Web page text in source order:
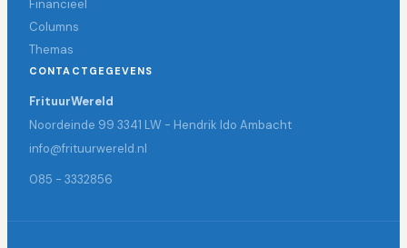
Financieel
Columns
Themas
CONTACTGEGEVENS
FrituurWereld
Noordeinde 99 3341 LW - Hendrik Ido Ambacht
info@frituurwereld.nl
085 - 3332856